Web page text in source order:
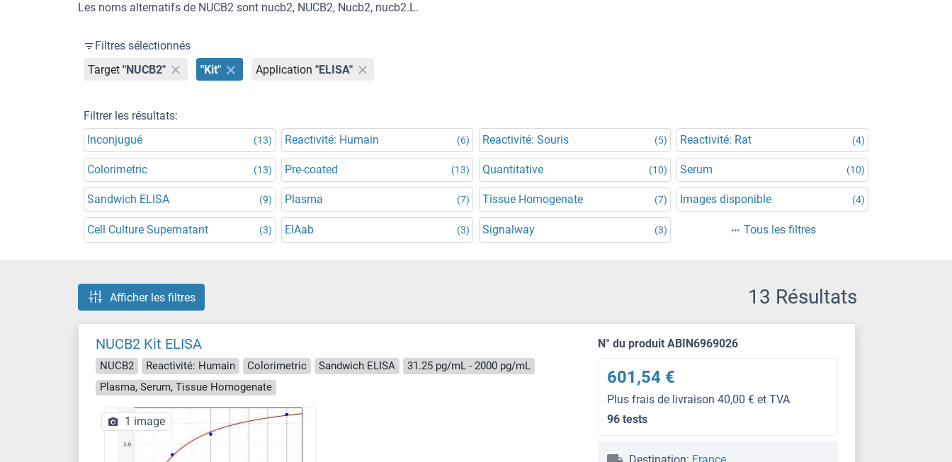
Les noms alternatifs de NUCB2 sont nucb2, NUCB2, Nucb2, nucb2.L.
Filtres sélectionnés
Target "NUCB2" "Kit" Application "ELISA"
Filtrer les résultats:
Inconjugué
(13) Reactivité: Humain (6) Reactivité: Souris (5) Reactivité: Rat (4)
Colorimetric (13) Pre-coated (13) Quantitative (10) Serum (10)
Sandwich ELISA (9) Plasma (7) Tissue Homogenate (7) Images disponible (4)
Cell Culture Supernatant (3) EIAab (3) Signalway (3) Tous les filtres
Afficher les filtres 13 Résultats
NUCB2 Kit ELISA
NUCB2 Reactivité: Humain Colorimetric Sandwich ELISA
31.25 pg/mL - 2000 pg/mL
Plasma, Serum, Tissue Homogenate
1 image
N° du produit ABIN6969026
601,54 €
Plus frais de livraison 40,00 € et TVA
96 tests